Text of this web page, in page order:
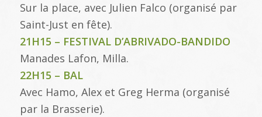
Sur la place, avec Julien Falco (organisé par
Saint-Just en fête).
21H15 – FESTIVAL D’ABRIVADO-BANDIDO
Manades Lafon, Milla.
22H15 – BAL
Avec Hamo, Alex et Greg Herma (organisé
par la Brasserie).